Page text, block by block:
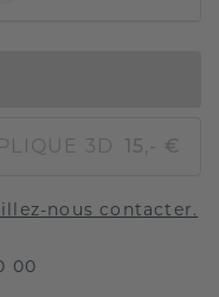
3D 15,- €
nous contacter.
00